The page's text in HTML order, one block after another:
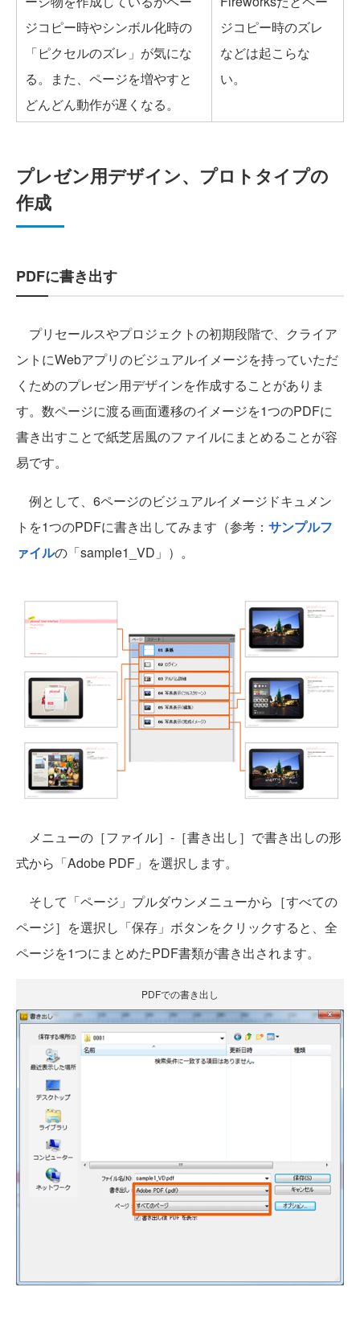
ジコピー時やシンボル化時の
「ピクセルのズレ」が気にな
る。また、ページを増やすと
どんどん動作が遅くなる。
ジコピー時のズレ
などは起こらな
い。
プレゼン用デザイン、プロトタイプの
作成
PDFに書き出す
プリセールスやプロジェクトの初期段階で、クライア
ントにWebアプリのビジュアルイメージを持っていただ
くためのプレゼン用デザインを作成することがありま
す。数ページに渡る画面遷移のイメージを1つのPDFに
書き出すことで紙芝居風のファイルにまとめることが容
易です。
例として、6ページのビジュアルイメージドキュメン
トを1つのPDFに書き出してみます（参考： サンプルフ
ァイルの「sample1_VD」）。
メニューの［ファイル］-［書き出し］で書き出しの形
式から「Adobe PDF」を選択します。
そして「ページ」プルダウンメニューから［すべての
ページ］を選択し「保存」ボタンをクリックすると、全
ページを1つにまとめたPDF書類が書き出されます。
PDFでの書き出し